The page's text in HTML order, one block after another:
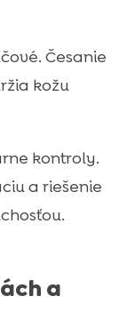
Česanie
kožu
kontroly.
a riešenie
a